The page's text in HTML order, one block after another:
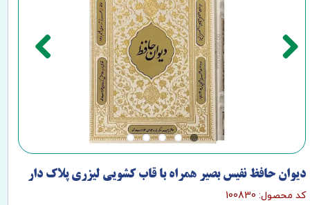
دیوان حافظ نفیس بصیر همراه با قاب کشویی لیزری پلاک دار
کد محصول: 100830